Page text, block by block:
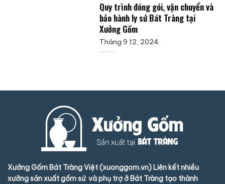
Quy trình đóng gói, vận chuyển và
bảo hành ly sứ Bát Tràng tại
Xưởng Gốm
Tháng 9 12, 2024
Xưởng Gốm Bát Tràng Việt (xuonggom.vn) Liên kết nhiều
xưởng sản xuất gốm sứ và phụ trợ ở Bát Tràng tạo thành